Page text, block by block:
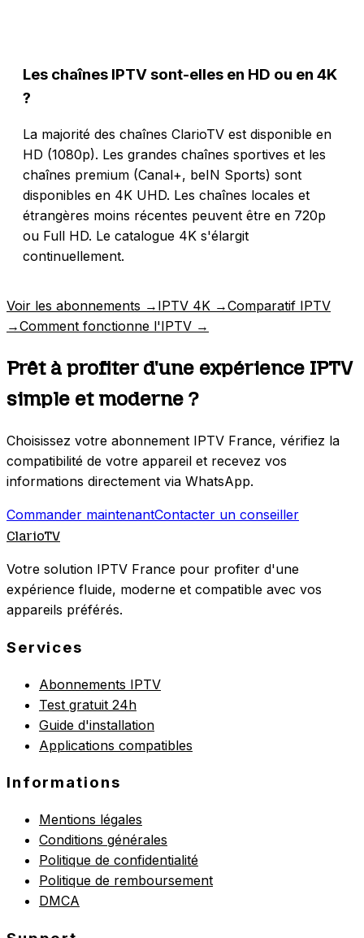
Les chaînes IPTV sont-elles en HD ou en 4K
?
La majorité des chaînes ClarioTV est disponible en
HD (1080p). Les grandes chaînes sportives et les
chaînes premium (Canal+, beIN Sports) sont
disponibles en 4K UHD. Les chaînes locales et
étrangères moins récentes peuvent être en 720p
ou Full HD. Le catalogue 4K s'élargit
continuellement.
Voir les abonnements → IPTV 4K →Comparatif IPTV
→Comment fonctionne l'IPTV →
Prêt à profiter d'une expérience IPTV
simple et moderne ?
Choisissez votre abonnement IPTV France, vérifiez la
compatibilité de votre appareil et recevez vos
informations directement via WhatsApp.
Commander maintenantContacter un conseiller
ClarioTV
Votre solution IPTV France pour profiter d'une
expérience fluide, moderne et compatible avec vos
appareils préférés.
Services
Abonnements IPTV
Test gratuit 24h
Guide d'installation
Applications compatibles
Informations
Mentions légales
Conditions générales
Politique de confidentialité
Politique de remboursement
DMCA